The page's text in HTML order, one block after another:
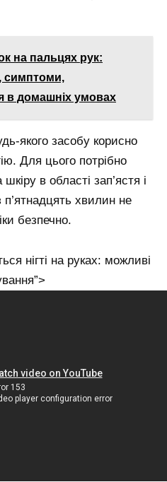
на пальцях рук:
симптоми,
в домашніх умовах
якого засобу корисно
Для цього потрібно
в області зап’ястя і
хвилин не
безпечно.
нігті на руках: можливі